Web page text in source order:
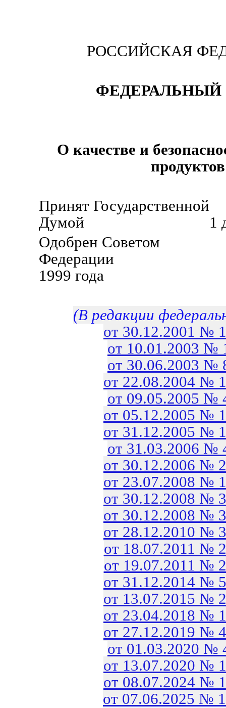
РОССИЙСКАЯ
ФЕДЕРАЛЬНЫЙ
О качестве и
продуктов
Принят Государственной
Думой 1
Одобрен Советом
Федерации 23
1999 года
(В редакции
от 30.12.2001 №
от 10.01.2003 №
от 30.06.2003 №
от 22.08.2004 №
от 09.05.2005 №
от 05.12.2005 №
от 31.12.2005 №
от 31.03.2006 №
от 30.12.2006 №
от 23.07.2008 №
от 30.12.2008 №
от 30.12.2008 №
от 28.12.2010 №
от 18.07.2011 №
от 19.07.2011 №
от 31.12.2014 №
от 13.07.2015 №
от 23.04.2018 №
от 27.12.2019 №
от 01.03.2020 №
от 13.07.2020 №
от 08.07.2024 №
от 07.06.2025 №